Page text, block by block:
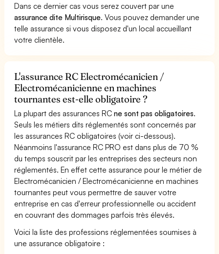
Dans ce dernier cas vous serez couvert par une
assurance dite Multirisque. Vous pouvez demander une
telle assurance si vous disposez d'un local accueillant
votre clientèle.
L'assurance RC Electromécanicien /
Electromécanicienne en machines
tournantes est-elle obligatoire ?
La plupart des assurances RCne sont pas obligatoires.
Seuls les métiers dits réglementés sont concernés par
les assurances RC obligatoires (voir ci-dessous).
Néanmoins l'assurance RC PRO est dans plus de 70 %
du temps souscrit par les entreprises des secteurs non
réglementés. En effet cette assurance pour le métier de
Electromécanicien / Electromécanicienne en machines
tournantes peut vous permettre de sauver votre
entreprise en cas d'erreur professionnelle ou accident
en couvrant des dommages parfois très élevés.
Voici la liste des professions réglementées soumises à
une assurance obligatoire :